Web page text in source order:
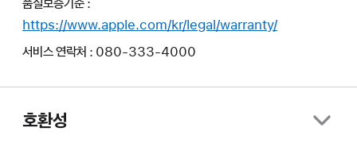
https://www.apple.com/kr/legal/warranty/
서비스 연락처 : 080-333-4000
호환성